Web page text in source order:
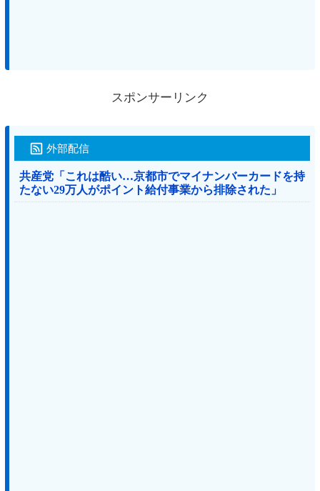
スポンサーリンク
外部配信
共産党「これは酷い…京都市でマイナンバーカードを持
たない29万人がポイント給付事業から排除された」